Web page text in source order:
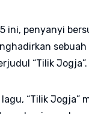
ini, penyanyi
“Tilik Jogja”.
“Tilik Jogja”